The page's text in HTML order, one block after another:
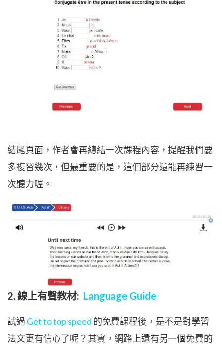
結尾頁面，作者會再總結一次課程內容，提醒我們要
多複習幾次，但最重要的是，這個部分還能再練習一
次聽力喔。
2. 線上有聲教材: Language Guide
試過 Get to top speed 的免費課程後，是不是對學習
法文更有信心了呢？其實，網路上還有另一個免費的